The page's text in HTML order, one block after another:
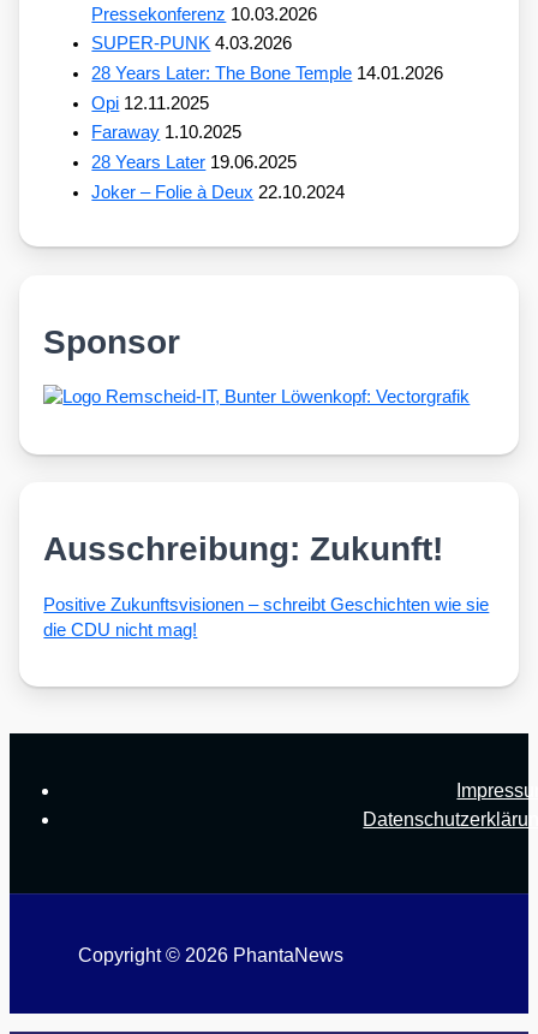
Pressekonferenz 10.03.2026
SUPER-PUNK 4.03.2026
28 Years Later: The Bone Temple 14.01.2026
Opi 12.11.2025
Faraway 1.10.2025
28 Years Later 19.06.2025
Joker – Folie à Deux 22.10.2024
Sponsor
Ausschreibung: Zukunft!
Posi­ti­ve Zukunfts­vi­sio­nen – schreibt Geschich­ten wie sie
die CDU nicht mag!
Copyright © 2026 PhantaNews